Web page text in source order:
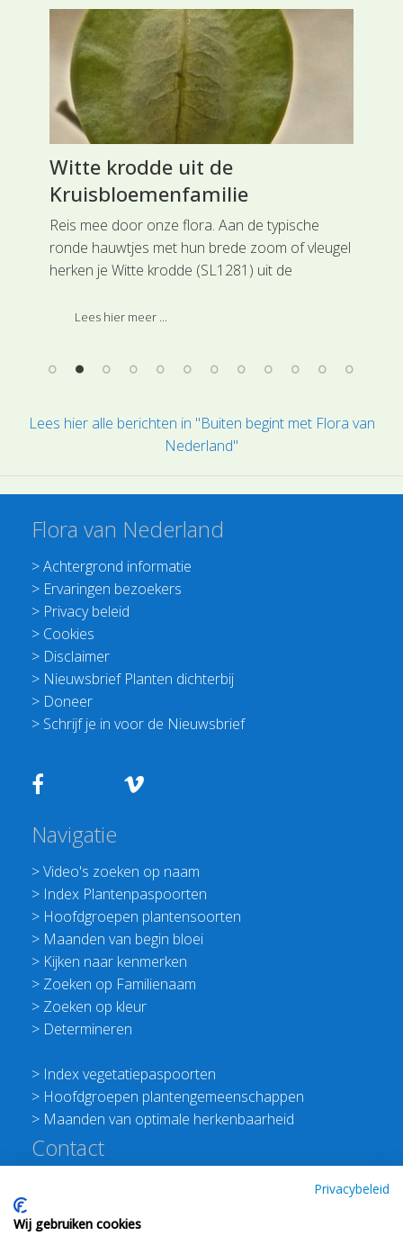
Witte krodde uit de
Kruisbloemenfamilie
Reis mee door onze flora. Aan de typische
ronde hauwtjes met hun brede zoom of vleugel
herken je Witte krodde (SL1281) uit de
Lees hier meer ...
Lees hier alle berichten in "Buiten begint met Flora van
Nederland"
Flora van Nederland
>Achtergrond informatie
> Ervaringen bezoekers
> Privacy beleid
> Cookies
> Disclaimer
> Nieuwsbrief Planten dichterbij
> Doneer
> Schrijf je in voor de Nieuwsbrief
Navigatie
>Video's zoeken op naam
> Index Plantenpaspoorten
> Hoofdgroepen plantensoorten
> Maanden van begin bloei
> Kijken naar kenmerken
> Zoeken op Familienaam
> Zoeken op kleur
> Determineren
> Index vegetatiepaspoorten
> Hoofdgroepen plantengemeenschappen
> Maanden van optimale herkenbaarheid
Contact
E:info@floravannederland.nl
Privacybeleid
Wij gebruiken cookies